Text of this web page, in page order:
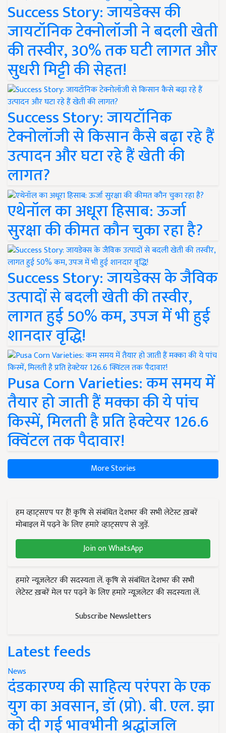
Success Story: जायडेक्स की
जायटॉनिक टेक्नोलॉजी ने बदली खेती
की तस्वीर, 30% तक घटी लागत और
सुधरी मिट्टी की सेहत!
Success Story: जायटॉनिक
टेक्नोलॉजी से किसान कैसे बढ़ा रहे हैं
उत्पादन और घटा रहे हैं खेती की
लागत?
एथेनॉल का अधूरा हिसाब: ऊर्जा
सुरक्षा की कीमत कौन चुका रहा है?
Success Story: जायडेक्स के जैविक
उत्पादों से बदली खेती की तस्वीर,
लागत हुई 50% कम, उपज में भी हुई
शानदार वृद्धि!
Pusa Corn Varieties: कम समय में
तैयार हो जाती हैं मक्का की ये पांच
किस्में, मिलती है प्रति हेक्टेयर 126.6
क्विंटल तक पैदावार!
More Stories
हम व्हाट्सएप पर हैं! कृषि से संबंधित देशभर की सभी लेटेस्ट ख़बरें
मोबाइल में पढ़ने के लिए हमारे व्हाट्सएप से जुड़ें.
Join on WhatsApp
हमारे न्यूज़लेटर की सदस्यता लें. कृषि से संबंधित देशभर की सभी
लेटेस्ट ख़बरें मेल पर पढ़ने के लिए हमारे न्यूज़लेटर की सदस्यता लें.
Subscribe Newsletters
Latest feeds
News
दंडकारण्य की साहित्य परंपरा के एक
युग का अवसान, डॉ (प्रो). बी. एल. झा
को दी गई भावभीनी श्रद्धांजलि